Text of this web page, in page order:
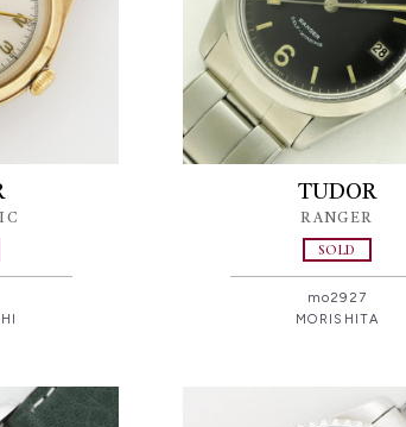
TUDOR
RANGER
SOLD
mo2927
MORISHITA